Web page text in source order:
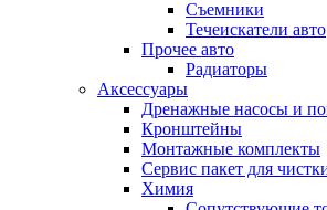
Съемники
Течеискатели авто
Прочее авто
Радиаторы
Аксессуары
Дренажные насосы и
Кронштейны
Монтажные комплекты
Сервис пакет для
Химия